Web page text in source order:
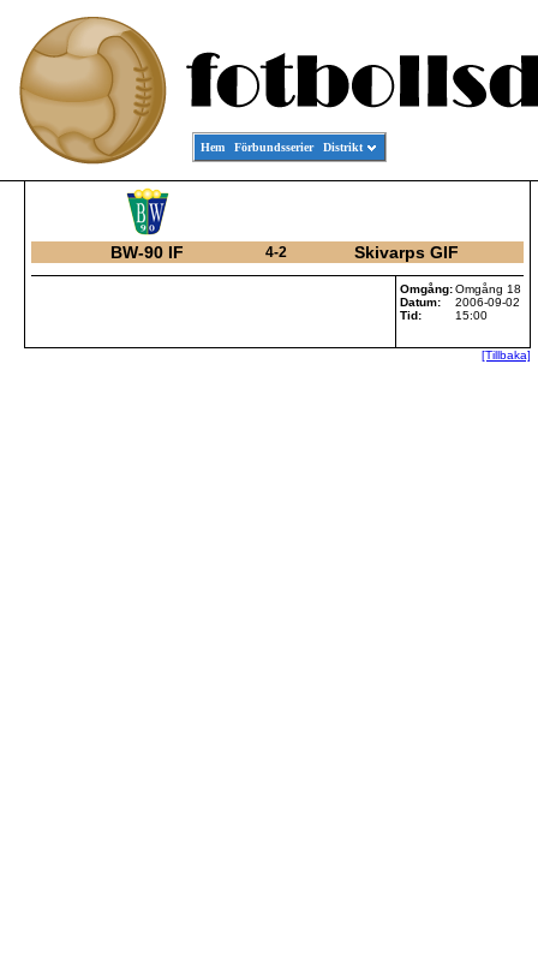
Hem Förbundsserier Distrikt
BW-90 IF 4-2 Skivarps GIF
Omgång:Omgång 18
Datum:
2006-09-02
Tid:
15:00
[Tillbaka]